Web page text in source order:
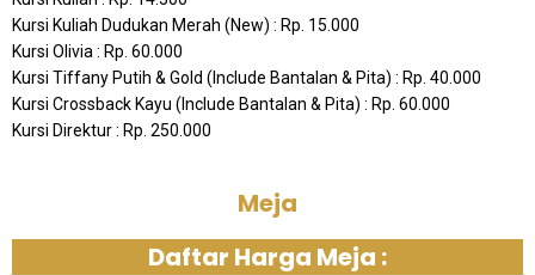
Kursi Kuliah Dudukan Merah (New) : Rp. 15.000
Kursi Olivia : Rp. 60.000
Kursi Tiffany Putih & Gold (Include Bantalan & Pita) : Rp. 40.000
Kursi Crossback Kayu (Include Bantalan & Pita) : Rp. 60.000
Kursi Direktur : Rp. 250.000
Meja
Daftar Harga Meja :